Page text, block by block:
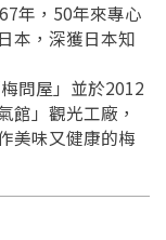
年，50年來專心
本，深獲日本知
問屋」並於2012
館」觀光工廠，
美味又健康的梅